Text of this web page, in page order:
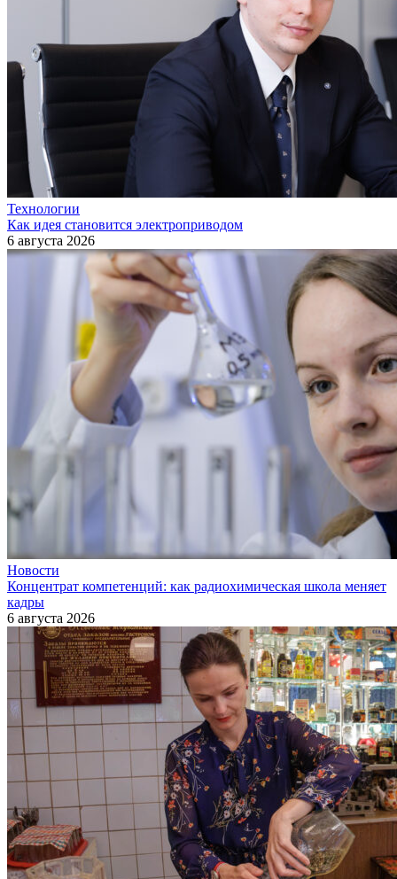
Технологии
Как идея становится электроприводом
6 августа 2026
Новости
Концентрат компетенций: как радиохимическая школа меняет
кадры
6 августа 2026